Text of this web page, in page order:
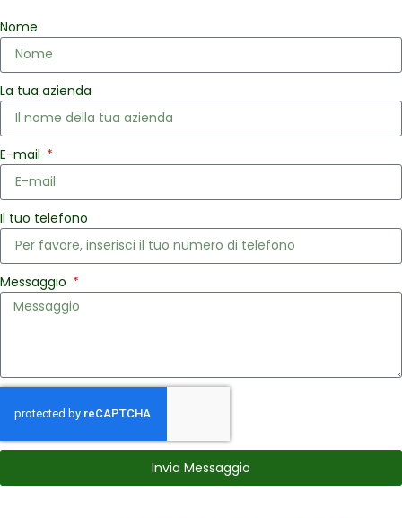
Nome
La tua azienda
E-mail
Il tuo telefono
Messaggio
Invia Messaggio